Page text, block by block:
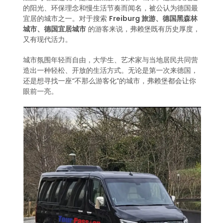
的阳光、环保理念和慢生活节奏而闻名，被公认为德国最
宜居的城市之一。对于搜索 Freiburg 旅游、德国黑森林
城市、德国宜居城市 的游客来说，弗赖堡既有历史厚度，
又有现代活力。
城市氛围年轻而自由，大学生、艺术家与当地居民共同营
造出一种轻松、开放的生活方式。无论是第一次来德国，
还是想寻找一座“不那么游客化”的城市，弗赖堡都会让你
眼前一亮。